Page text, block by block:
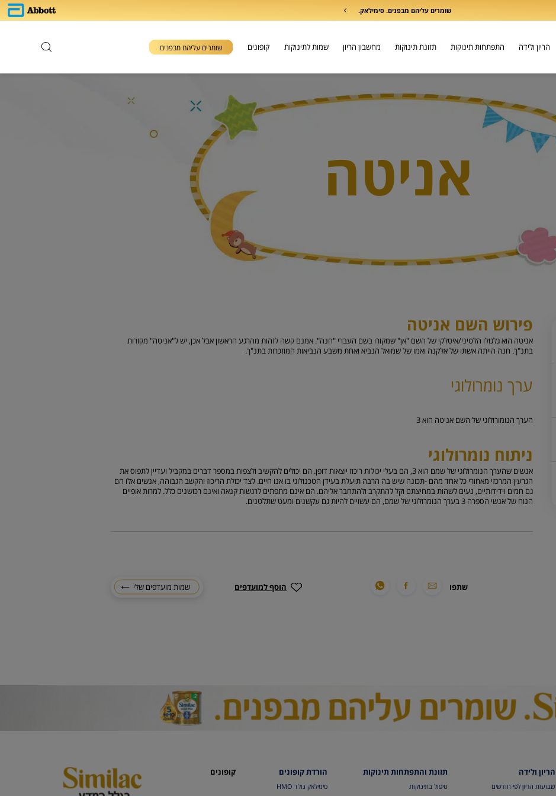
שומרים עליהם מבפנים. סימילאק.
הריון ולידה התפתחות תינוקות תזונת תינוקות מחשבון הריון שמות לתינוקות קופונים שומרים עליהם מבפנים
אניטה
פירוש השם אניטה
אניטה הוא גלגולו הלטיני/איטלקי של השם "אן" שמקורו בשם העברי "חנה". אמנם קשה לזהות מהרגע הראשון אבל אכן, יש ל"אניטה" מקורות
בתנ"ך. חנה הייתה אשתו של אלקנה ואמו של שמואל הנביא ואחת משבע הנביאות המוזכרות בתנ"ך.
ערך נומרולוגי
הערך הנומורולוגי של השם אניטה הוא3
ניתוח נומרולוגי
אנשים שהערך הנומרולוגי של שמם הוא 3, הם בעלי יכולות ריכוז יוצאות דופן. הם יכולים להקשיב ולצפות במספר דברים במקביל ועדיין לתפוס את
הגרעין המרכזי מאחורי כל אחד מהם -תכונה שיש בה הרבה תועלת בעידן הטכנולוגי בו אנו חיים. לצד יכולת הריכוז והקשב הגבוהה, אנשים אלו הם
גם חמים וידידותיים, נעים לשהות במחיצתם וקל להתקרב ולהתחבר אליהם. הם אינם מתפתים לרגשות קנאה ואינם רכושנים כלל. למרות אופיים
הנוח של אנשי הספרה 3 בערך הנומרולוגי של שמם, הם עשויים להיות גם עקשנים ומעט שתלטנים.
שתפו הוסף למועדפים שמות מועדפים שלי
הריון ולידה
שבועות הריון לפי חודשים
תזונת והתפתחות תינוקות
טיפול בתינוקות
הורדת קופונים
סימילאק גולד HMO
קופונים